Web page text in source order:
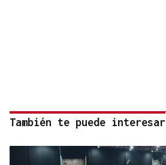
También te puede interesar